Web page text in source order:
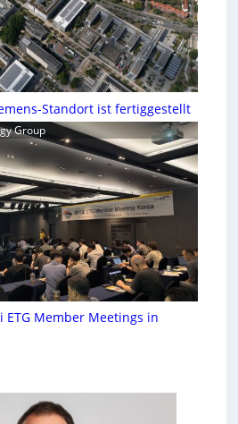
Standort ist fertiggestellt
Group
ETG Member Meetings in